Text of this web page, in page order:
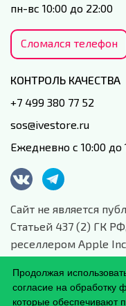
пн-вс 10:00 до 22:00
Сломался телефон
КОНТРОЛЬ КАЧЕСТВА
+7 499 380 77 52
sos@ivestore.ru
Ежедневно с 10:00 до
Сайт не является
Статьей 437 (2) ГК
реселлером Apple
данной компании и
Сайт носит сугубо
Обработка
Продолжая
согласие на обработку
которые обеспечивают